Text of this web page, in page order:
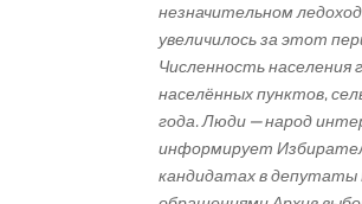
незначительном
увеличилось за этот
Численность населения
населённых пунктов,
года. Люди — народ
информирует
кандидатах в депутаты